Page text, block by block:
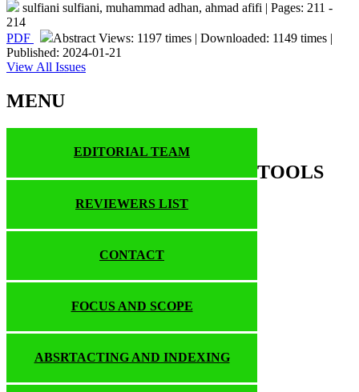
sulfiani sulfiani, muhammad adhan, ahmad afifi | Pages: 211 -
214
PDF
Abstract Views: 1197 times | Downloaded: 1149 times |
Published: 2024-01-21
View All Issues
MENU
EDITORIAL TEAM
REVIEWERS LIST
CONTACT
FOCUS AND SCOPE
ABSRTACTING AND INDEXING
TOOLS